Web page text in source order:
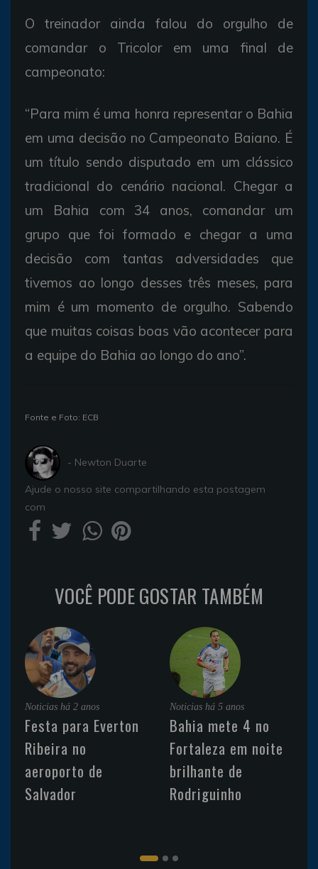
O treinador ainda falou do orgulho de
comandar o Tricolor em uma final de
campeonato:
“Para mim é uma honra representar o Bahia
em uma decisão no Campeonato Baiano. É
um título sendo disputado em um clássico
tradicional do cenário nacional. Chegar a
um Bahia com 34 anos, comandar um
grupo que foi formado e chegar a uma
decisão com tantas adversidades que
tivemos ao longo desses três meses, para
mim é um momento de orgulho. Sabendo
que muitas coisas boas vão acontecer para
a equipe do Bahia ao longo do ano”.
Fonte e Foto: ECB
- Newton Duarte
Ajude o nosso site compartilhando esta postagem
com
VOCÊ PODE GOSTAR TAMBÉM
Noticias há 2 anos
Festa para Everton
Ribeira no
aeroporto de
Salvador
Noticias há 5 anos
Bahia mete 4 no
Fortaleza em noite
brilhante de
Rodriguinho